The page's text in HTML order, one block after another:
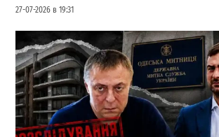
27-07-2026 в 19:31